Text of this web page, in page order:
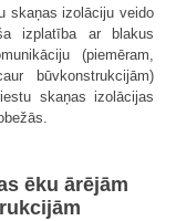
skaņas izolāciju veido
izplatība ar blakus
(piemēram,
būvkonstrukcijām)
skaņas izolācijas
ēku ārējām